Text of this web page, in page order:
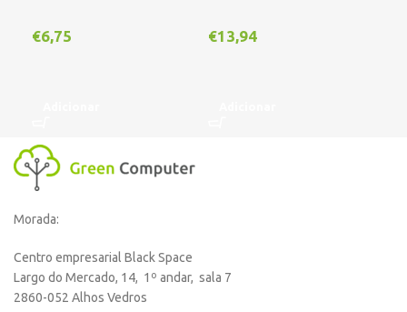
€6,75 €13,94
Morada:
Centro empresarial Black Space
Largo do Mercado, 14, 1º andar, sala 7
2860-052 Alhos Vedros